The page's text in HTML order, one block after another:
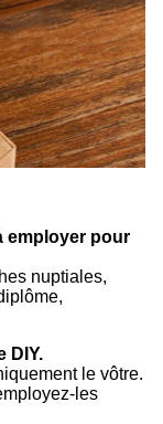
employer pour
nuptiales,
DIY.
le vôtre.
les